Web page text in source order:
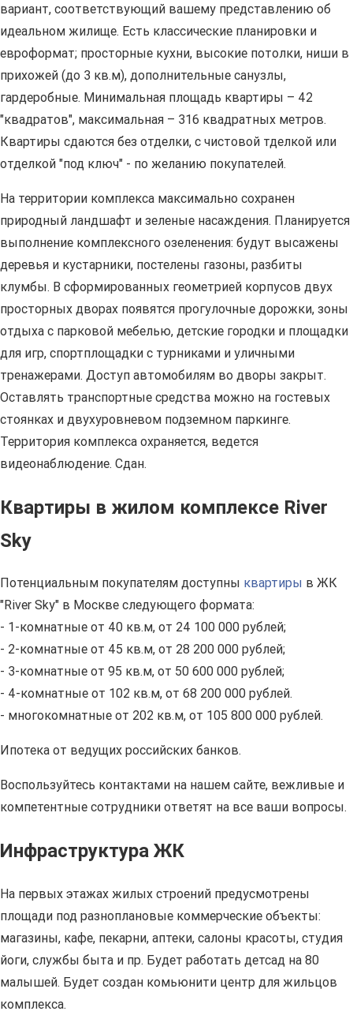
вариант, соответствующий вашему представлению об
идеальном жилище. Есть классические планировки и
евроформат; просторные кухни, высокие потолки, ниши в
прихожей (до 3 кв.м), дополнительные санузлы,
гардеробные. Минимальная площадь квартиры – 42
"квадратов", максимальная – 316 квадратных метров.
Квартиры сдаются без отделки, с чистовой тделкой или
отделкой "под ключ" - по желанию покупателей.
На территории комплекса максимально сохранен
природный ландшафт и зеленые насаждения. Планируется
выполнение комплексного озеленения: будут высажены
деревья и кустарники, постелены газоны, разбиты
клумбы. В сформированных геометрией корпусов двух
просторных дворах появятся прогулочные дорожки, зоны
отдыха с парковой мебелью, детские городки и площадки
для игр, спортплощадки с турниками и уличными
тренажерами. Доступ автомобилям во дворы закрыт.
Оставлять транспортные средства можно на гостевых
стоянках и двухуровневом подземном паркинге.
Территория комплекса охраняется, ведется
видеонаблюдение. Сдан.
Квартиры в жилом комплексе River
Sky
Потенциальным покупателям доступны квартиры в ЖК
"River Sky" в Москве следующего формата:
- 1-комнатные от 40 кв.м, от 24 100 000 рублей;
- 2-комнатные от 45 кв.м, от 28 200 000 рублей;
- 3-комнатные от 95 кв.м, от 50 600 000 рублей;
- 4-комнатные от 102 кв.м, от 68 200 000 рублей.
- многокомнатные от 202 кв.м, от 105 800 000 рублей.
Ипотека от ведущих российских банков.
Воспользуйтесь контактами на нашем сайте, вежливые и
компетентные сотрудники ответят на все ваши вопросы.
Инфраструктура ЖК
На первых этажах жилых строений предусмотрены
площади под разноплановые коммерческие объекты:
магазины, кафе, пекарни, аптеки, салоны красоты, студия
йоги, службы быта и пр. Будет работать детсад на 80
малышей. Будет создан комьюнити центр для жильцов
комплекса.